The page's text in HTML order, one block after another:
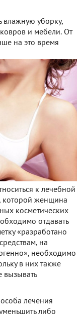
влажную уборку,
и мебели. От
на это время
к лечебной
которой женщина
косметических
отдавать
«разработано
на
необходимо
в них также
вызывать
лечения
либо